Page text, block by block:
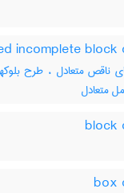
ناقص متعادل ، طرح
متعادل